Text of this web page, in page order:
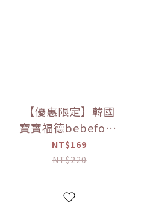
【優惠限定】韓國
寶寶福德bebefood
米餅 原味/蘋果/梨/
紅薯/南瓜 (20g)
NT$169
NT$220